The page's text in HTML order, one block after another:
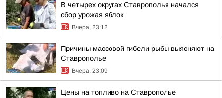
В четырех округах Ставрополья начался
сбор урожая яблок
Вчера, 23:12
Причины массовой гибели рыбы выясняют на
Ставрополье
Вчера, 23:09
Цены на топливо на Ставрополье